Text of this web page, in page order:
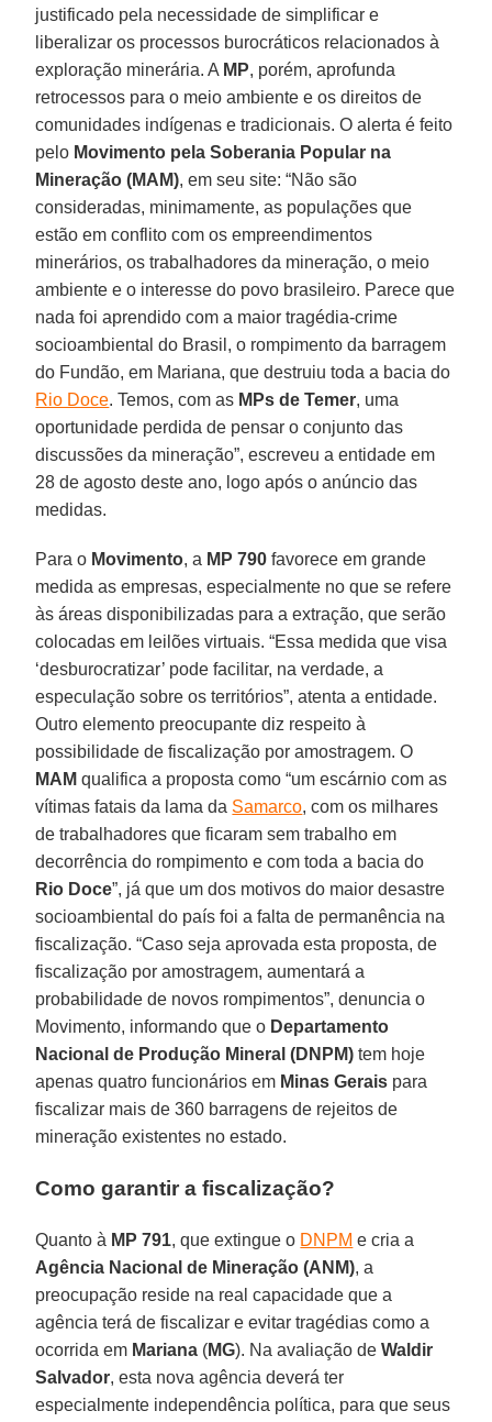
justificado pela necessidade de simplificar e
liberalizar os processos burocráticos relacionados à
exploração minerária. A MP, porém, aprofunda
retrocessos para o meio ambiente e os direitos de
comunidades indígenas e tradicionais. O alerta é feito
pelo Movimento pela Soberania Popular na
Mineração (MAM), em seu site: “Não são
consideradas, minimamente, as populações que
estão em conflito com os empreendimentos
minerários, os trabalhadores da mineração, o meio
ambiente e o interesse do povo brasileiro. Parece que
nada foi aprendido com a maior tragédia-crime
socioambiental do Brasil, o rompimento da barragem
do Fundão, em Mariana, que destruiu toda a bacia do
Rio Doce. Temos, com as MPs de Temer, uma
oportunidade perdida de pensar o conjunto das
discussões da mineração”, escreveu a entidade em
28 de agosto deste ano, logo após o anúncio das
medidas.
Para o Movimento, a MP 790 favorece em grande
medida as empresas, especialmente no que se refere
às áreas disponibilizadas para a extração, que serão
colocadas em leilões virtuais. “Essa medida que visa
‘desburocratizar’ pode facilitar, na verdade, a
especulação sobre os territórios”, atenta a entidade.
Outro elemento preocupante diz respeito à
possibilidade de fiscalização por amostragem. O
MAM qualifica a proposta como “um escárnio com as
vítimas fatais da lama da Samarco, com os milhares
de trabalhadores que ficaram sem trabalho em
decorrência do rompimento e com toda a bacia do
Rio Doce”, já que um dos motivos do maior desastre
socioambiental do país foi a falta de permanência na
fiscalização. “Caso seja aprovada esta proposta, de
fiscalização por amostragem, aumentará a
probabilidade de novos rompimentos”, denuncia o
Movimento, informando que o Departamento
Nacional de Produção Mineral (DNPM) tem hoje
apenas quatro funcionários em Minas Gerais para
fiscalizar mais de 360 barragens de rejeitos de
mineração existentes no estado.
Como garantir a fiscalização?
Quanto à MP 791, que extingue o DNPM e cria a
Agência Nacional de Mineração (ANM), a
preocupação reside na real capacidade que a
agência terá de fiscalizar e evitar tragédias como a
ocorrida em Mariana (MG). Na avaliação deWaldir
Salvador, esta nova agência deverá ter
especialmente independência política, para que seus